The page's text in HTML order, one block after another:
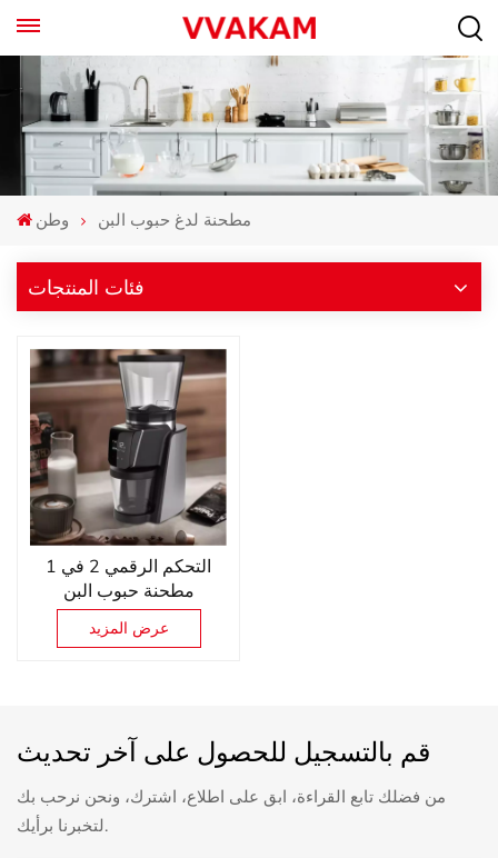
وطن مطحنة لدغ حبوب البن
فئات المنتجات
التحكم الرقمي 2 في 1
مطحنة حبوب البن
الكهربائية فندق / مقهى
محلات القهوة آلة طحن
عرض المزيد
قم بالتسجيل للحصول على آخر تحديث
من فضلك تابع القراءة، ابق على اطلاع، اشترك، ونحن نرحب بك
لتخبرنا برأيك.